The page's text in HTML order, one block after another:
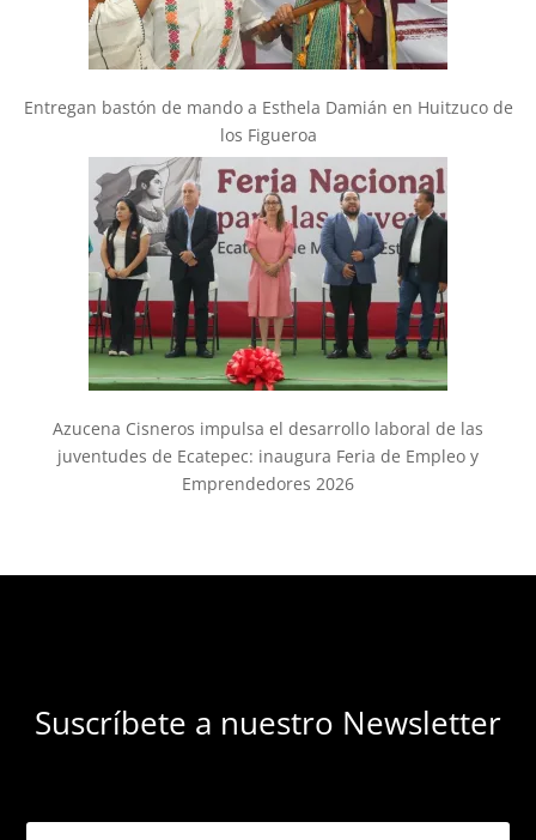
Entregan bastón de mando a Esthela Damián en Huitzuco de
los Figueroa
Azucena Cisneros impulsa el desarrollo laboral de las
juventudes de Ecatepec: inaugura Feria de Empleo y
Emprendedores 2026
Suscríbete a nuestro Newsletter